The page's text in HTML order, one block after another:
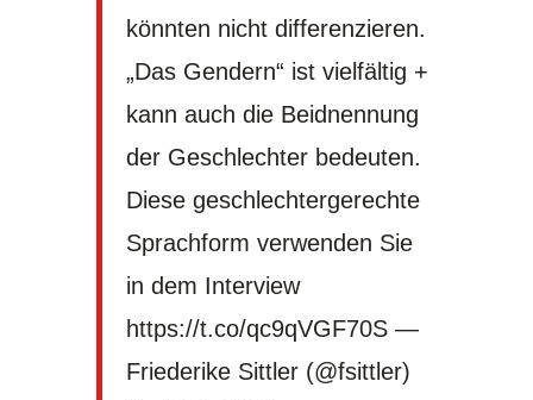
könnten nicht differenzieren.
„Das Gendern“ ist vielfältig +
kann auch die Beidnennung
der Geschlechter bedeuten.
Diese geschlechtergerechte
Sprachform verwenden Sie
in dem Interview
https://t.co/qc9qVGF70S—
Friederike Sittler (@fsittler)